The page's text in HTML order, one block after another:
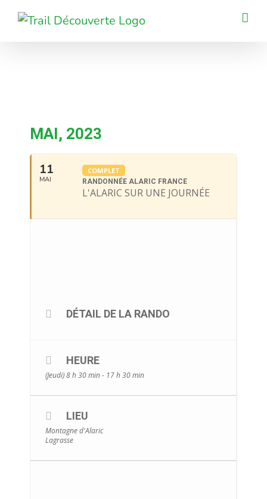
Passer
MAI, 2023
11
MAI
COMPLET
RANDONNÉE ALARIC FRANCE
L'ALARIC SUR UNE JOURNÉE
DÉTAIL DE LA RANDO
HEURE
(Jeudi) 8 h 30 min - 17 h 30 min
LIEU
Montagne d'Alaric
Lagrasse